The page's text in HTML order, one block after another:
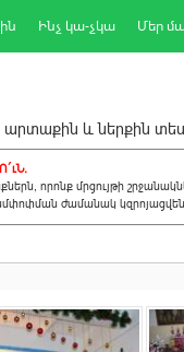
Ինչ կա-չկա Մեր
և ներքին
որոնք մրցույթի
ժամանակ